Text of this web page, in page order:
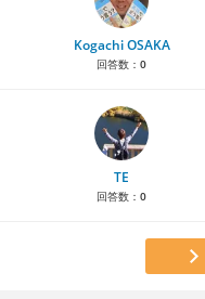
Kogachi OSAKA
回答数： 0
TE
回答数： 0